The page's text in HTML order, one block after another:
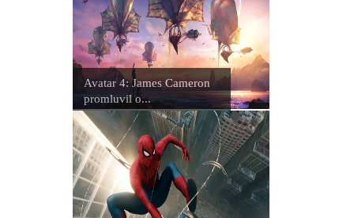
Avatar 4: James Cameron
promluvil o...